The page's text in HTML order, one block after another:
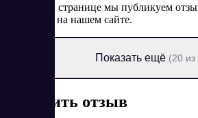
На данной странице мы публикуем
оставляют на нашем сайте.
Показать ещё (20 из
Оставить отзыв